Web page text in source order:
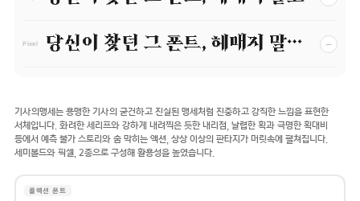
Pixel 당신이 찾던 그 폰트, 헤매지 말고 바로 폰코! −
기사의맹세는 용맹한 기사의 굳건하고 진실된 맹세처럼 진중하고 강직한 느낌을 표현한
서체입니다. 화려한 세리프와 강하게 내려찍은 듯한 내리점, 날렵한 획과 극명한 획대비
등에서 예측 불가 스토리와 숨 막히는 액션, 상상 이상의 판타지가 머릿속에 펼쳐집니다.
세미볼드와 픽셀, 2종으로 구성해 활용성을 높였습니다.
콜렉션 폰트